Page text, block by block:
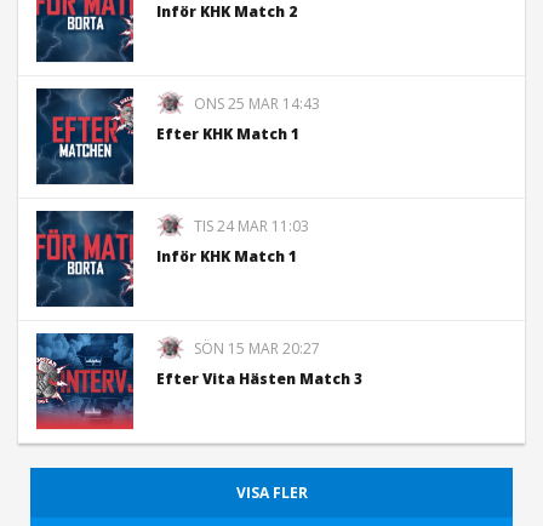
Inför KHK Match 2
ONS 25 MAR 14:43
Efter KHK Match 1
TIS 24 MAR 11:03
Inför KHK Match 1
SÖN 15 MAR 20:27
Efter Vita Hästen Match 3
VISA FLER